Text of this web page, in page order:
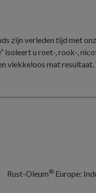
zijn verleden tijd met
isoleert u roet-, rook-,
vlekkeloos mat
Rust-Oleum®Europe: